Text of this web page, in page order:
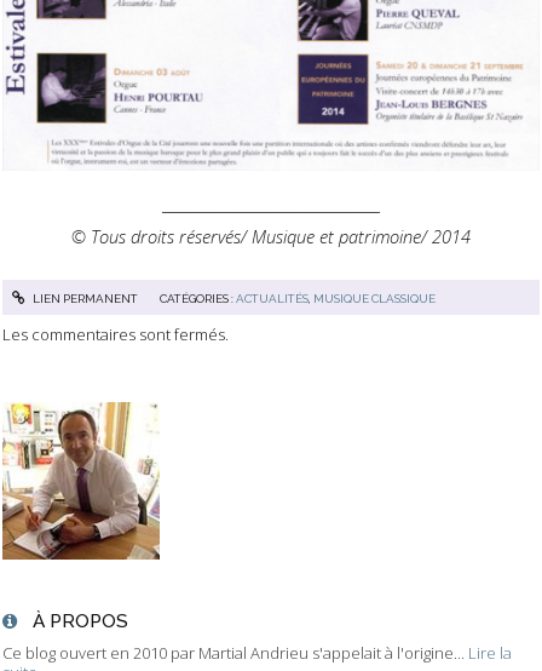
À PROPOS
Ce blog ouvert en 2010 par Martial Andrieu s'appelait à l'origine... Lire la
© Tous droits réservés/ Musique et patrimoine/ 2014
LIEN PERMANENT CATÉGORIES :ACTUALITÉS, MUSIQUE CLASSIQUE
Les commentaires sont fermés.